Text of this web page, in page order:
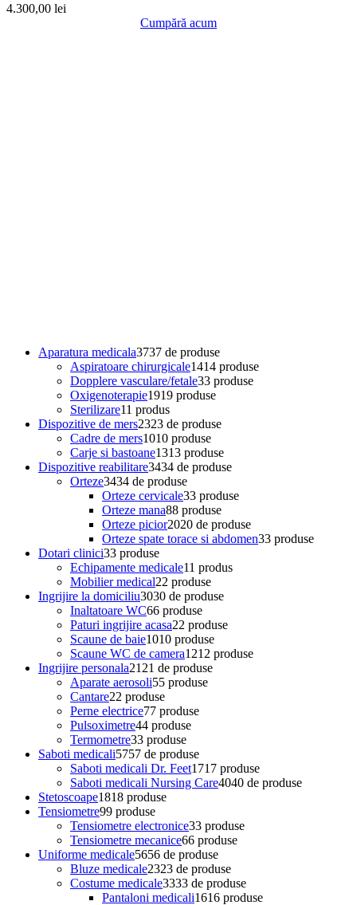
4.300,00 lei
Cumpără acum
Aparatura medicala3737 de produse
Aspiratoare chirurgicale1414 produse
Dopplere vasculare/fetale33 produse
Oxigenoterapie1919 produse
Sterilizare11 produs
Dispozitive de mers2323 de produse
Cadre de mers1010 produse
Carje si bastoane1313 produse
Dispozitive reabilitare3434 de produse
Orteze3434 de produse
Orteze cervicale33 produse
Orteze mana88 produse
Orteze picior2020 de produse
Orteze spate torace si abdomen33 produse
Dotari clinici33 produse
Echipamente medicale11 produs
Mobilier medical22 produse
Ingrijire la domiciliu3030 de produse
Inaltatoare WC66 produse
Paturi ingrijire acasa22 produse
Scaune de baie1010 produse
Scaune WC de camera1212 produse
Ingrijire personala21 21 de produse
Aparate aerosoli55 produse
Cantare22 produse
Perne electrice77 produse
Pulsoximetre44 produse
Termometre33 produse
Saboti medicali5757 de produse
Saboti medicali Dr. Feet1717 produse
Saboti medicali Nursing Care4040 de produse
Stetoscoape1818 produse
Tensiometre99 produse
Tensiometre electronice33 produse
Tensiometre mecanice66 produse
Uniforme medicale5656 de produse
Bluze medicale2323 de produse
Costume medicale3333 de produse
Pantaloni medicali1616 produse